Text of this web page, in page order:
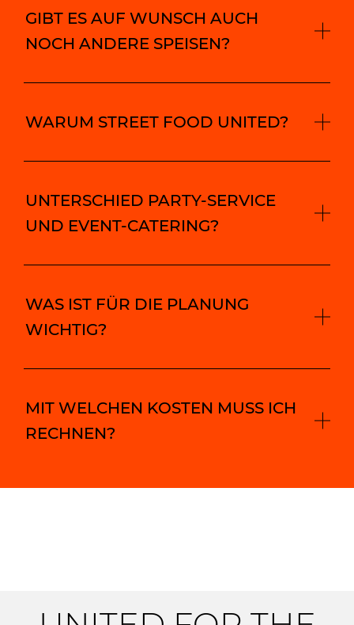
GIBT ES AUF WUNSCH AUCH
NOCH ANDERE SPEISEN?
WARUM STREET FOOD UNITED?
UNTERSCHIED PARTY-SERVICE
UND EVENT-CATERING?
WAS IST FÜR DIE PLANUNG
WICHTIG?
MIT WELCHEN KOSTEN MUSS ICH
RECHNEN?